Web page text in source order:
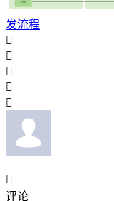
发流程






评论